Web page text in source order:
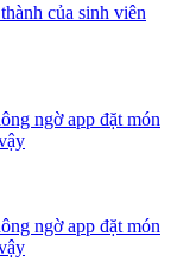
của sinh viên
ngờ app đặt món
ngờ app đặt món